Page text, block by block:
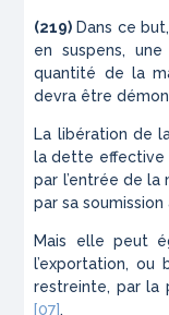
(219) Dans ce
en suspens,
quantité de la
devra être
La libération de
la dette effective
par l’entrée de la
par sa
Mais elle peut
l’exportation, ou
restreinte, par la
[07].